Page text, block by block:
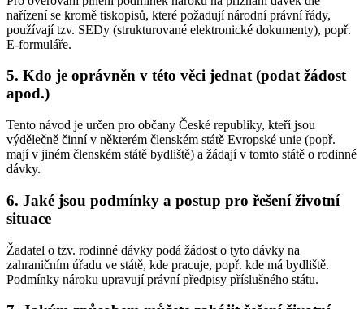
nařízení se kromě tiskopisů, které požadují národní právní řády,
používají tzv. SEDy (strukturované elektronické dokumenty), popř.
E-formuláře.
5. Kdo je oprávněn v této věci jednat (podat žádost
apod.)
Tento návod je určen pro občany České republiky, kteří jsou
výdělečně činní v některém členském státě Evropské unie (popř.
mají v jiném členském státě bydliště) a žádají v tomto státě o rodinné
dávky.
6. Jaké jsou podmínky a postup pro řešení životní
situace
Žadatel o tzv. rodinné dávky podá žádost o tyto dávky na
zahraničním úřadu ve státě, kde pracuje, popř. kde má bydliště.
Podmínky nároku upravují právní předpisy příslušného státu.